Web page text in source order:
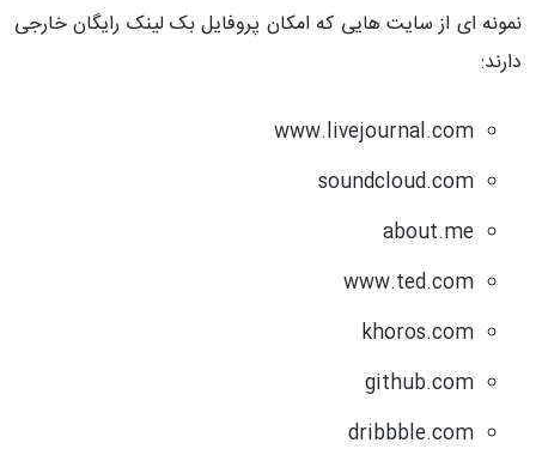
نمونه ای از سایت هایی که امکان پروفایل بک لینک رایگان خارجی
دارند:
www.livejournal.com
soundcloud.com
about.me
www.ted.com
khoros.com
github.com
dribbble.com